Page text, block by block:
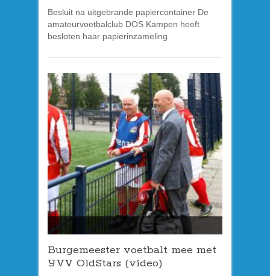
Besluit na uitgebrande papiercontainer De
amateurvoetbalclub DOS Kampen heeft
besloten haar papierinzameling
Burgemeester voetbalt mee met
IJVV OldStars (video)